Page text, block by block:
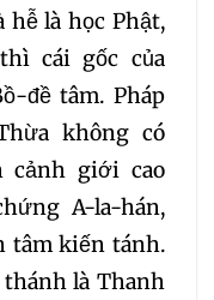
hễ là học Phật,
cái gốc của
đề tâm. Pháp
không có
cảnh giới cao
A-la-hán,
tâm kiến tánh.
là Thanh